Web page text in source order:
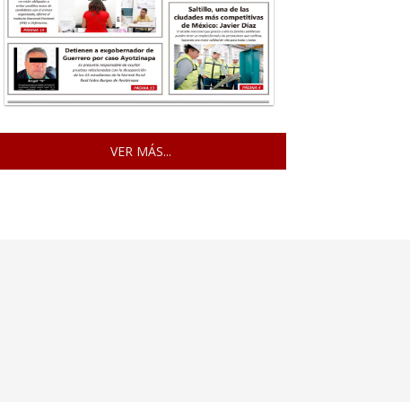
VER MÁS...